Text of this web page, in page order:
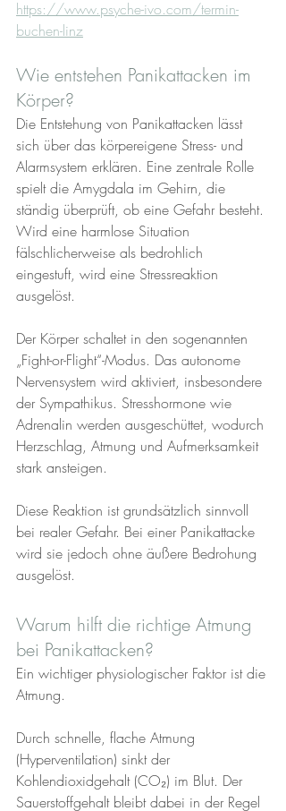
https://www.psyche-ivo.com/termin-
buchen-linz
Wie entstehen Panikattacken im
Körper?
Die Entstehung von Panikattacken lässt
sich über das körpereigene Stress- und
Alarmsystem erklären. Eine zentrale Rolle
spielt die Amygdala im Gehirn, die
ständig überprüft, ob eine Gefahr besteht.
Wird eine harmlose Situation
fälschlicherweise als bedrohlich
eingestuft, wird eine Stressreaktion
ausgelöst.
Der Körper schaltet in den sogenannten
„Fight-or-Flight“-Modus. Das autonome
Nervensystem wird aktiviert, insbesondere
der Sympathikus. Stresshormone wie
Adrenalin werden ausgeschüttet, wodurch
Herzschlag, Atmung und Aufmerksamkeit
stark ansteigen.
Diese Reaktion ist grundsätzlich sinnvoll
bei realer Gefahr. Bei einer Panikattacke
wird sie jedoch ohne äußere Bedrohung
ausgelöst.
Warum hilft die richtige Atmung
bei Panikattacken?
Ein wichtiger physiologischer Faktor ist die
Atmung.
Durch schnelle, flache Atmung
(Hyperventilation) sinkt der
Kohlendioxidgehalt (CO₂) im Blut. Der
Sauerstoffgehalt bleibt dabei in der Regel